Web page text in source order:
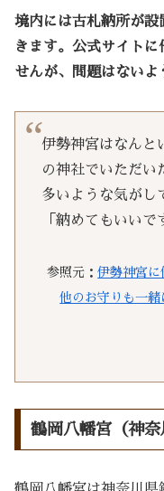
境内には古札納所が設
きます。公式サイト
せんが、問題はないよ
伊勢神宮はなんと
の神社でいただい
多いような気がし
「納めてもいいで
参照元：伊勢神宮に
他のお守りも一
鶴岡八幡宮（神奈